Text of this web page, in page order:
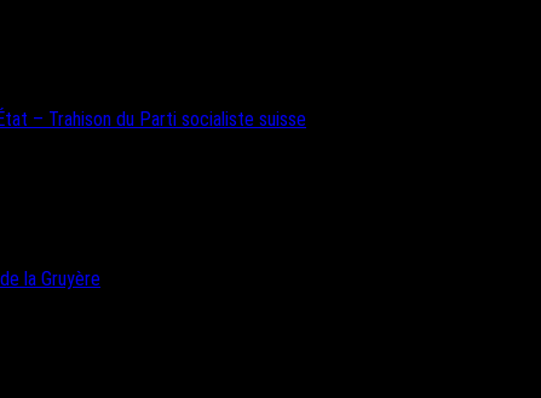
– Trahison du Parti socialiste suisse
la Gruyère